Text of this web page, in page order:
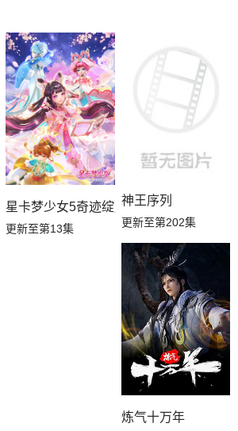
第02集
语
星卡梦少女5奇迹绽放
更新至第13集
神王序列
更新至第202集
炼气十万年